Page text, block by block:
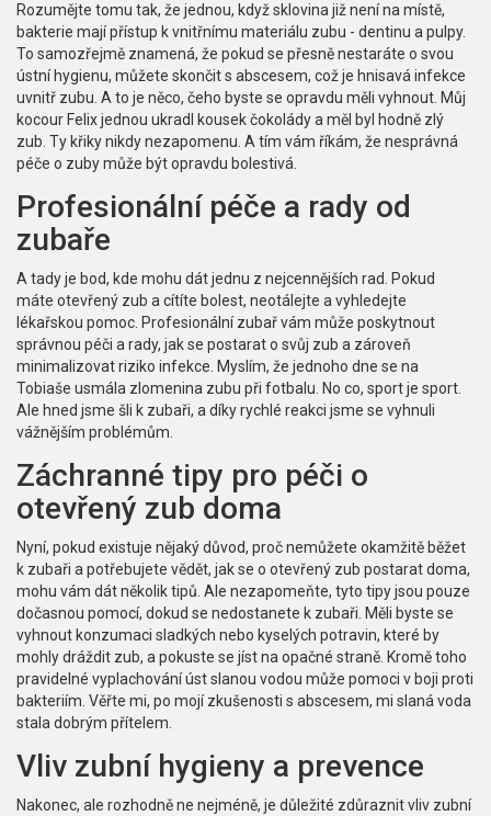
Rozumějte tomu tak, že jednou, když sklovina již není na místě,
bakterie mají přístup k vnitřnímu materiálu zubu - dentinu a pulpy.
To samozřejmě znamená, že pokud se přesně nestaráte o svou
ústní hygienu, můžete skončit s abscesem, což je hnisavá infekce
uvnitř zubu. A to je něco, čeho byste se opravdu měli vyhnout. Můj
kocour Felix jednou ukradl kousek čokolády a měl byl hodně zlý
zub. Ty křiky nikdy nezapomenu. A tím vám říkám, že nesprávná
péče o zuby může být opravdu bolestivá.
Profesionální péče a rady od
zubaře
A tady je bod, kde mohu dát jednu z nejcennějších rad. Pokud
máte otevřený zub a cítíte bolest, neotálejte a vyhledejte
lékařskou pomoc. Profesionální zubař vám může poskytnout
správnou péči a rady, jak se postarat o svůj zub a zároveň
minimalizovat riziko infekce. Myslím, že jednoho dne se na
Tobiaše usmála zlomenina zubu při fotbalu. No co, sport je sport.
Ale hned jsme šli k zubaři, a díky rychlé reakci jsme se vyhnuli
vážnějším problémům.
Záchranné tipy pro péči o
otevřený zub doma
Nyní, pokud existuje nějaký důvod, proč nemůžete okamžitě běžet
k zubaři a potřebujete vědět, jak se o otevřený zub postarat doma,
mohu vám dát několik tipů. Ale nezapomeňte, tyto tipy jsou pouze
dočasnou pomocí, dokud se nedostanete k zubaři. Měli byste se
vyhnout konzumaci sladkých nebo kyselých potravin, které by
mohly dráždit zub, a pokuste se jíst na opačné straně. Kromě toho
pravidelné vyplachování úst slanou vodou může pomoci v boji proti
bakteriím. Věřte mi, po mojí zkušenosti s abscesem, mi slaná voda
stala dobrým přítelem.
Vliv zubní hygieny a prevence
Nakonec, ale rozhodně ne nejméně, je důležité zdůraznit vliv zubní